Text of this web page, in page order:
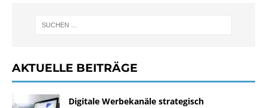
AKTUELLE BEITRÄGE
Digitale Werbekanäle strategisch